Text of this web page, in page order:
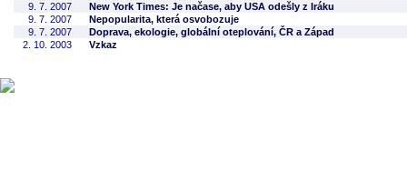
9. 7. 2007
New York Times: Je načase, aby USA odešly z Iráku
9. 7. 2007
Nepopularita, která osvobozuje
9. 7. 2007
Doprava, ekologie, globální oteplování, ČR a Západ
2. 10. 2003
Vzkaz